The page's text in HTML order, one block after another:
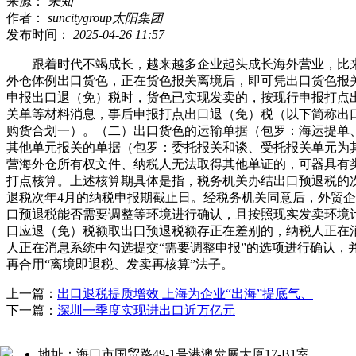
作者： suncitygroup太阳集团
发布时间： 2025-04-26 11:57
跟着时代不竭成长，越来越多企业起头成长海外营业，比
外仓体例出口货色，正在货色报关离境后，即可凭出口货色
申报出口退（免）税时，货色已实现发卖的，按现行申报打
关单等材料消息，事后申报打点出口退（免）税（以下简称
购货合划一）。（二）出口货色的运输单据（包罗：海运提
其他单元报关的单据（包罗：委托报关和谈、受托报关单元
营海外仓所有权文件、纳税人无法取得其他单证的，可器具
打点核算。上述核算期具体是指，税务机关办结出口预退税
退税次年4月的纳税申报期截止日。经税务机关同意后，外贸
口预退税能否需要调整等环境进行确认，且按照现实发卖环
口应退（免）税额取出口预退税额存正在差别的，纳税人正
人正在消息系统中勾选提交“需要调整申报”的选项进行确认
再合用“离境即退税、发卖再核算”法子。
上一篇： 出口退税提质增效 上海为企业“出海”提底气、
下一篇： 深圳一季度实现进出口近万亿元